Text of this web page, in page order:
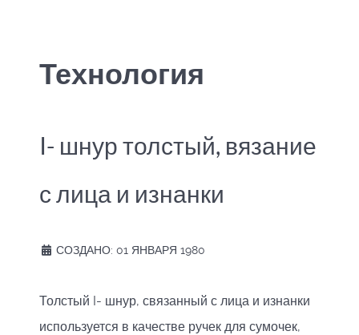
Технология
I- шнур толстый, вязание
с лица и изнанки
СОЗДАНО: 01 ЯНВАРЯ 1980
Толстый I- шнур, связанный с лица и изнанки
используется в качестве ручек для сумочек,